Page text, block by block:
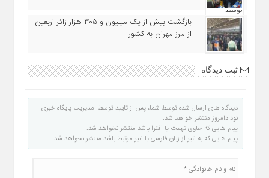
بازگشت بیش از یک میلیون و ۳۰۵ هزار زائر اربعین
از مرز مهران به کشور
ثبت دیدگاه
دیدگاه های ارسال شده توسط شما، پس از تایید توسط مدیریت پایگاه خبری
نودادامروز منتشر خواهد شد.
پیام هایی که حاوی تهمت یا افترا باشد منتشر نخواهد شد.
پیام هایی که به غیر از زبان فارسی یا غیر مرتبط باشد منتشر نخواهد شد.